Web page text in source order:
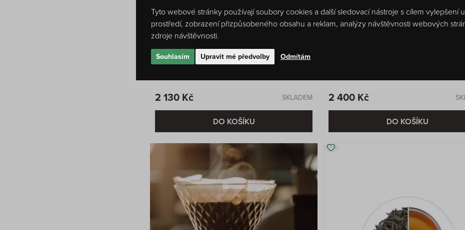
0 hodnocení
2 130 Kč SKLADEM
DO KOŠÍKU
2 400 Kč
DO KOŠÍKU
Tyto webové stránky používají soubory cookies a další sledovací nástroje s cílem vylepšení
prostředí, zobrazení přizpůsobeného obsahu a reklam, analýzy návštěvnosti webových
zdroje návštěvnosti.
Souhlasím Upravit mé předvolby Odmítám